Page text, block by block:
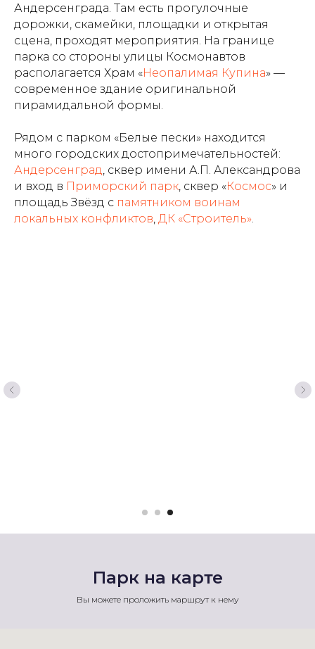
Андерсенграда. Там есть прогулочные
дорожки, скамейки, площадки и открытая
сцена, проходят мероприятия. На границе
парка со стороны улицы Космонавтов
располагается Храм «Неопалимая Купина» —
современное здание оригинальной
пирамидальной формы.
Рядом с парком «Белые пески» находится
много городских достопримечательностей:
Андерсенград , сквер имени А.П. Александрова
и вход в Приморский парк , сквер «Космос» и
площадь Звёзд с памятником воинам
локальных конфликтов ДК «Строитель»
Парк на карте
Вы можете проложить маршрут к нему